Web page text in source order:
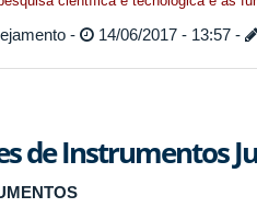
- 14/06/2017 - 13:57 -
de Instrumentos